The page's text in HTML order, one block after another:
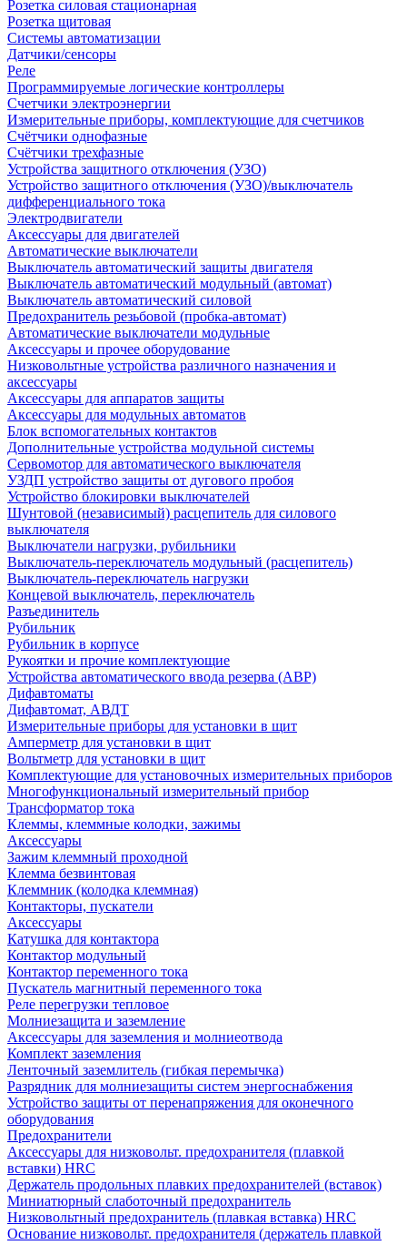
Розетка силовая стационарная
Розетка щитовая
Системы автоматизации
Датчики/сенсоры
Реле
Программируемые логические контроллеры
Счетчики электроэнергии
Измерительные приборы, комплектующие для счетчиков
Счётчики однофазные
Счётчики трехфазные
Устройства защитного отключения (УЗО)
Устройство защитного отключения (УЗО)/выключатель
дифференциального тока
Электродвигатели
Аксессуары для двигателей
Автоматические выключатели
Выключатель автоматический защиты двигателя
Выключатель автоматический модульный (автомат)
Выключатель автоматический силовой
Предохранитель резьбовой (пробка-автомат)
Автоматические выключатели модульные
Аксессуары и прочее оборудование
Низковольтные устройства различного назначения и
аксессуары
Аксессуары для аппаратов защиты
Аксессуары для модульных автоматов
Блок вспомогательных контактов
Дополнительные устройства модульной системы
Сервомотор для автоматического выключателя
УЗДП устройство защиты от дугового пробоя
Устройство блокировки выключателей
Шунтовой (независимый) расцепитель для силового
выключателя
Выключатели нагрузки, рубильники
Выключатель-переключатель модульный (расцепитель)
Выключатель-переключатель нагрузки
Концевой выключатель, переключатель
Разъединитель
Рубильник
Рубильник в корпусе
Рукоятки и прочие комплектующие
Устройства автоматического ввода резерва (АВР)
Дифавтоматы
Дифавтомат, АВДТ
Измерительные приборы для установки в щит
Амперметр для установки в щит
Вольтметр для установки в щит
Комплектующие для установочных измерительных приборов
Многофункциональный измерительный прибор
Трансформатор тока
Клеммы, клеммные колодки, зажимы
Аксессуары
Зажим клеммный проходной
Клемма безвинтовая
Клеммник (колодка клеммная)
Контакторы, пускатели
Аксессуары
Катушка для контактора
Контактор модульный
Контактор переменного тока
Пускатель магнитный переменного тока
Реле перегрузки тепловое
Молниезащита и заземление
Аксессуары для заземления и молниеотвода
Комплект заземления
Ленточный заземлитель (гибкая перемычка)
Разрядник для молниезащиты систем энергоснабжения
Устройство защиты от перенапряжения для оконечного
оборудования
Предохранители
Аксессуары для низковольт. предохранителя (плавкой
вставки) HRC
Держатель продольных плавких предохранителей (вставок)
Миниатюрный слаботочный предохранитель
Низковольтный предохранитель (плавкая вставка) HRC
Основание низковольт. предохранителя (держатель плавкой